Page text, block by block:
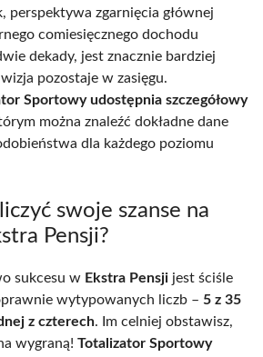
perspektywa zgarnięcia głównej
comiesięcznego dochodu
dekady, jest znacznie bardziej
pozostaje w zasięgu.
Sportowy udostępnia szczegółowy
można znaleźć dokładne dane
dla każdego poziomu
swoje szanse na
Pensji?
sukcesu w Ekstra Pensji jest ściśle
wytypowanych liczb – 5 z 35
z czterech. Im celniej obstawisz,
wygraną! Totalizator Sportowy